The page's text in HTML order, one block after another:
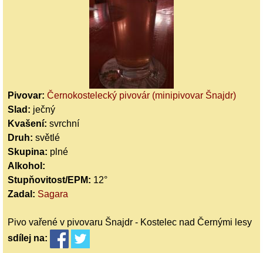
Pivovar: Černokostelecký pivovár (minipivovar Šnajdr)
Slad: ječný
Kvašení: svrchní
Druh: světlé
Skupina: plné
Alkohol:
Stupňovitost/EPM: 12°
Zadal: Sagara
Pivo vařené v pivovaru Šnajdr - Kostelec nad Černými lesy
sdílej na: